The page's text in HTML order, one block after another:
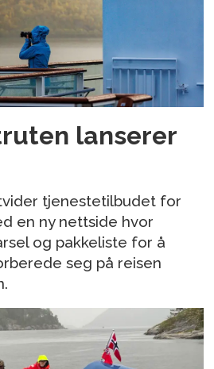
lanserer
tjenestetilbudet for
en ny nettside hvor
og pakkeliste for å
seg på reisen